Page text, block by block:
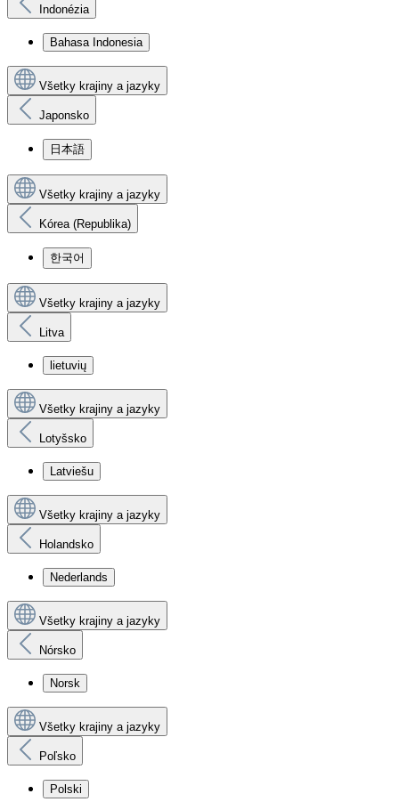
Indonézia
Bahasa Indonesia
Všetky krajiny a jazyky
Japonsko
日本語
Všetky krajiny a jazyky
Kórea (Republika)
한국어
Všetky krajiny a jazyky
Litva
lietuvių
Všetky krajiny a jazyky
Lotyšsko
Latviešu
Všetky krajiny a jazyky
Holandsko
Nederlands
Všetky krajiny a jazyky
Nórsko
Norsk
Všetky krajiny a jazyky
Poľsko
Polski